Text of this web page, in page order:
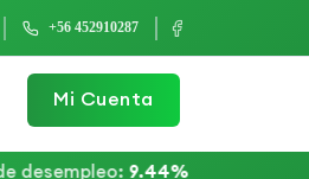
+56 452910287
Mi Cuenta
: 9.44% Bitcoin